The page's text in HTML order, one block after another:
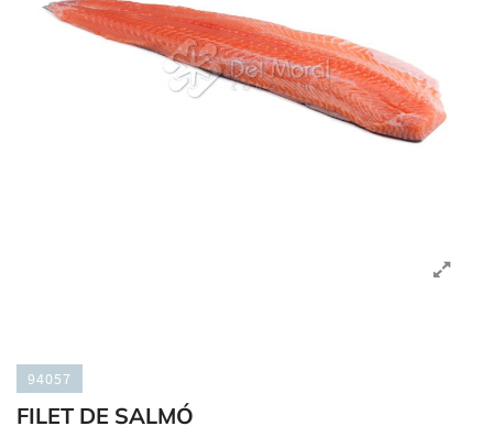
94057
FILET DE SALMÓ